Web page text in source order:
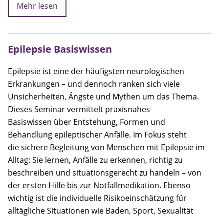
Mehr lesen
Epilepsie Basiswissen
Epilepsie ist eine der häufigsten neurologischen
Erkrankungen – und dennoch ranken sich viele
Unsicherheiten, Ängste und Mythen um das Thema.
Dieses Seminar vermittelt praxisnahes
Basiswissen über Entstehung, Formen und
Behandlung epileptischer Anfälle. Im Fokus steht
die sichere Begleitung von Menschen mit Epilepsie im
Alltag: Sie lernen, Anfälle zu erkennen, richtig zu
beschreiben und situationsgerecht zu handeln – von
der ersten Hilfe bis zur Notfallmedikation. Ebenso
wichtig ist die individuelle Risikoeinschätzung für
alltägliche Situationen wie Baden, Sport, Sexualität